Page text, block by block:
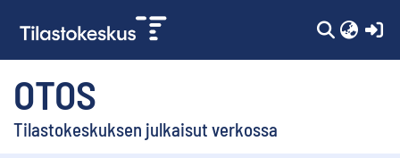
OTOS
Tilastokeskuksen julkaisut verkossa